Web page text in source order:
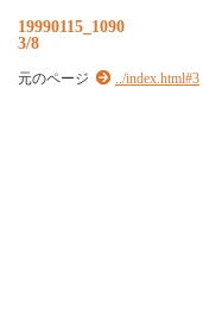
19990115_1090
3/8
元のページ ../index.html#3